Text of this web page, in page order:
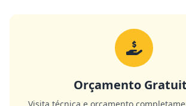
Orçamento